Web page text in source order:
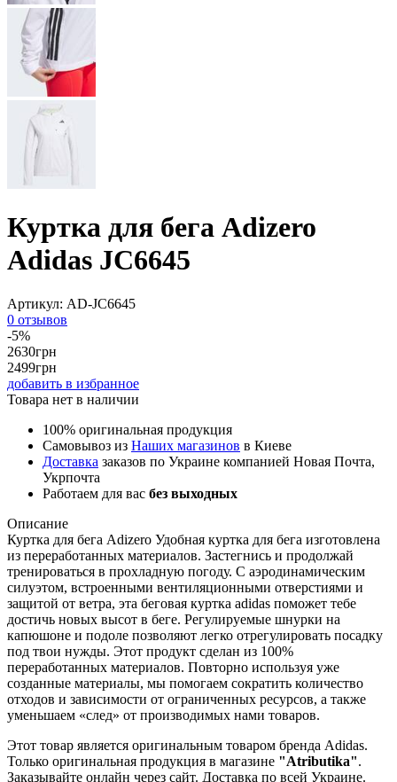
Куртка для бега Adizero
Adidas JC6645
Артикул: AD-JC6645
0 отзывов
-5%
2630грн
2499грн
добавить в избранное
Товара нет в наличии
100% оригинальная продукция
Самовывоз из Наших магазинов в Киеве
Доставка заказов по Украине компанией Новая Почта,
Укрпочта
Работаем для вас без выходных
Описание
Куртка для бега Adizero Удобная куртка для бега изготовлена
из переработанных материалов. Застегнись и продолжай
тренироваться в прохладную погоду. С аэродинамическим
силуэтом, встроенными вентиляционными отверстиями и
защитой от ветра, эта беговая куртка adidas поможет тебе
достичь новых высот в беге. Регулируемые шнурки на
капюшоне и подоле позволяют легко отрегулировать посадку
под твои нужды. Этот продукт сделан из 100%
переработанных материалов. Повторно используя уже
созданные материалы, мы помогаем сократить количество
отходов и зависимости от ограниченных ресурсов, а также
уменьшаем «след» от производимых нами товаров.
Этот товар является оригинальным товаром бренда Adidas.
Только оригинальная продукция в магазине "Atributika".
Заказывайте онлайн через сайт. Доставка по всей Украине.